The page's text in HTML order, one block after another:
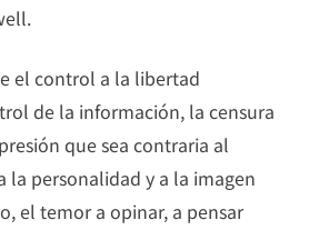
el control a la libertad
de la información, la censura
que sea contraria al
la personalidad y a la imagen
el temor a opinar, a pensar